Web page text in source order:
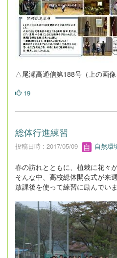
△尾瀬高通信第188号（上の画像
19
総体行進練習
投稿日時 : 2017/05/09 自然環
春の訪れとともに、植栽に花々
そんな中、高校総体開会式が来
放課後を使って練習に励んでいま